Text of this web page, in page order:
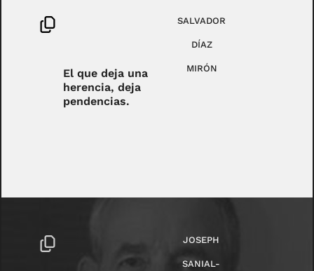
El que deja una
herencia, deja
pendencias.
SALVADOR
DÍAZ
MIRÓN
JOSEPH
SANIAL-